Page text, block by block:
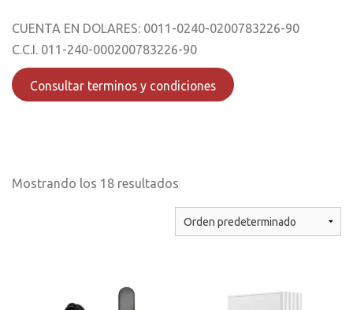
CUENTA EN DOLARES: 0011-0240-0200783226-90
C.C.I. 011-240-000200783226-90
Consultar terminos y condiciones
Mostrando los 18 resultados